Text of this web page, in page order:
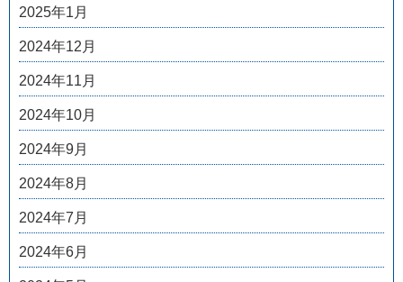
2025年1月
2024年12月
2024年11月
2024年10月
2024年9月
2024年8月
2024年7月
2024年6月